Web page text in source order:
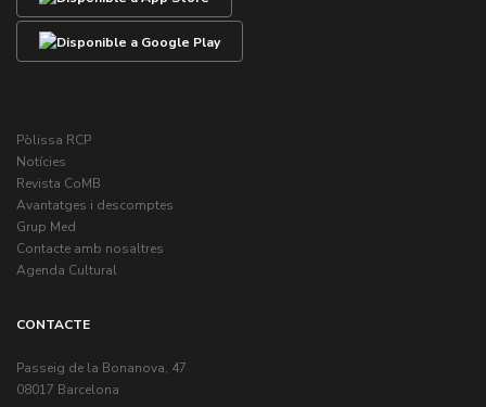
Pòlissa RCP
Notícies
Revista CoMB
Avantatges i descomptes
Grup Med
Contacte amb nosaltres
Passeig de la Bonanova, 47